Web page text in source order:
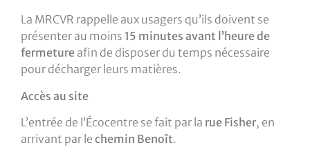
La MRCVR rappelle aux usagers qu’ils doivent se
présenter au moins 15 minutes avant l’heure de
fermeture afin de disposer du temps nécessaire
pour décharger leurs matières.
Accès au site
L’entrée de l’Écocentre se fait par la rue Fisher, en
arrivant par le chemin Benoît.